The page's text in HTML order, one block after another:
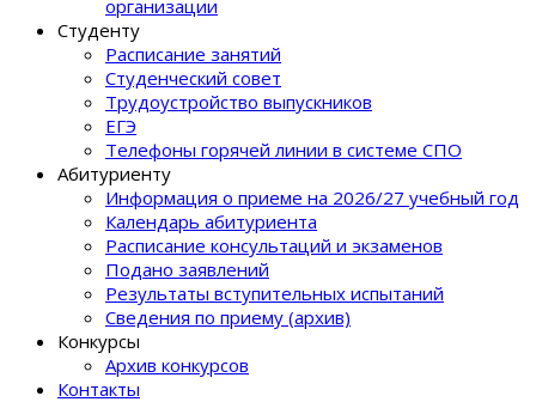
организации
Студенту
Расписание занятий
Студенческий совет
Трудоустройство выпускников
ЕГЭ
Телефоны горячей линии в системе СПО
Абитуриенту
Информация о приеме на 2026/27 учебный год
Календарь абитуриента
Расписание консультаций и экзаменов
Подано заявлений
Результаты вступительных испытаний
Сведения по приему (архив)
Конкурсы
Архив конкурсов
Контакты